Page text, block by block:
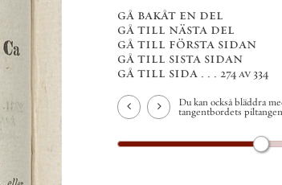
gå bakåt en del
gå till nästa del
gå till första sidan
gå till sista sidan
gå till sida . . .274 av 334
Du kan också bläddra med
tangentbordets piltangenter.